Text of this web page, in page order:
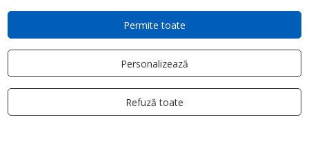
Permite toate
Personalizează
Refuză toate